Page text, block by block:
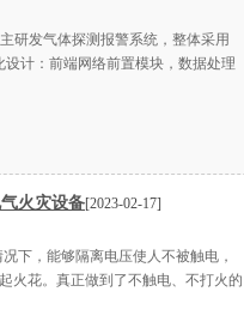
研发气体探测报警系统，整体采用
计：前端网络前置模块，数据处理
火灾设备[2023-02-17]
下，能够隔离电压使人不被触电，
火花。真正做到了不触电、不打火的